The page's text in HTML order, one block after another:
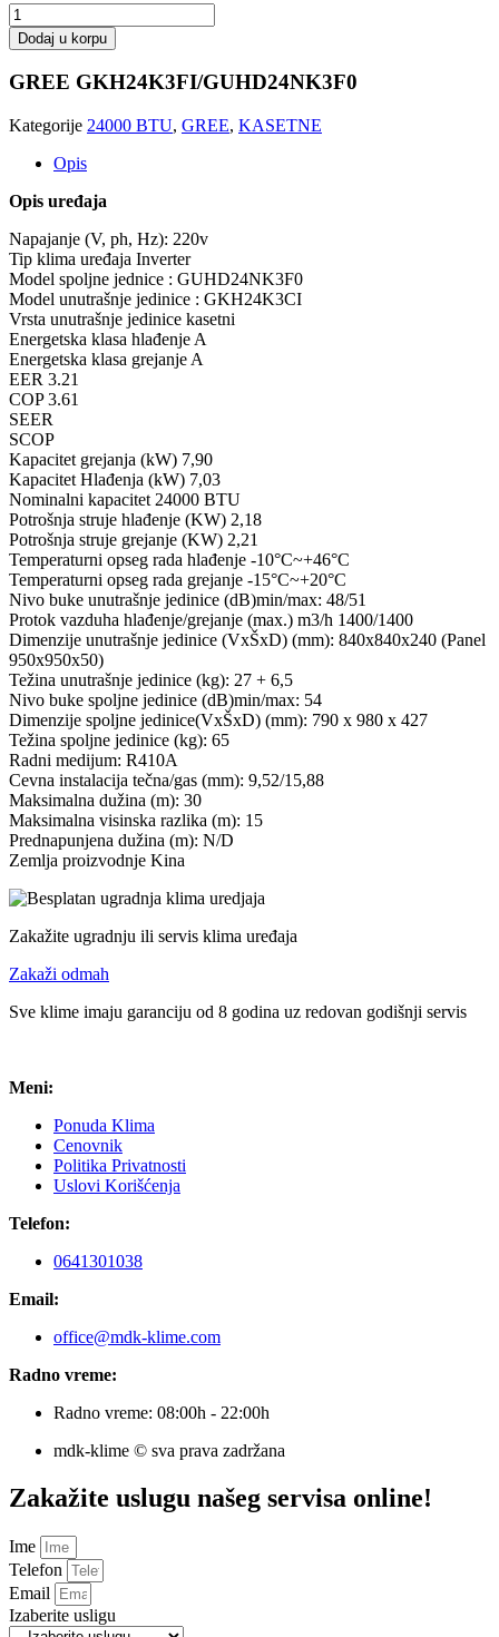
GREE
GKH24K3FI/GUHD24NK3F0
količina
Dodaj u korpu
GREE GKH24K3FI/GUHD24NK3F0
Kategorije 24000 BTU, GREE, KASETNE
Opis
Opis uređaja
Napajanje (V, ph, Hz): 220v
Tip klima uređaja Inverter
Model spoljne jednice : GUHD24NK3F0
Model unutrašnje jedinice : GKH24K3CI
Vrsta unutrašnje jedinice kasetni
Energetska klasa hlađenje A
Energetska klasa grejanje A
EER 3.21
COP 3.61
SEER
SCOP
Kapacitet grejanja (kW) 7,90
Kapacitet Hlađenja (kW) 7,03
Nominalni kapacitet 24000 BTU
Potrošnja struje hlađenje (KW) 2,18
Potrošnja struje grejanje (KW) 2,21
Temperaturni opseg rada hlađenje -10°C~+46°C
Temperaturni opseg rada grejanje -15°C~+20°C
Nivo buke unutrašnje jedinice (dB)min/max: 48/51
Protok vazduha hlađenje/grejanje (max.) m3/h 1400/1400
Dimenzije unutrašnje jedinice (VxŠxD) (mm): 840x840x240 (Panel
950x950x50)
Težina unutrašnje jedinice (kg): 27 + 6,5
Nivo buke spoljne jedinice (dB)min/max: 54
Dimenzije spoljne jedinice(VxŠxD) (mm): 790 x 980 x 427
Težina spoljne jedinice (kg): 65
Radni medijum: R410A
Cevna instalacija tečna/gas (mm): 9,52/15,88
Maksimalna dužina (m): 30
Maksimalna visinska razlika (m): 15
Prednapunjena dužina (m): N/D
Zemlja proizvodnje Kina
Zakažite ugradnju ili servis klima uređaja
Zakaži odmah
Sve klime imaju garanciju od 8 godina uz redovan godišnji servis
Meni:
Ponuda Klima
Cenovnik
Politika Privatnosti
Uslovi Korišćenja
Telefon:
0641301038
Email:
office@mdk-klime.com
Radno vreme:
Radno vreme: 08:00h - 22:00h
mdk-klime © sva prava zadržana
Zakažite uslugu našeg servisa online!
Ime
Telefon
Email
Izaberite usligu